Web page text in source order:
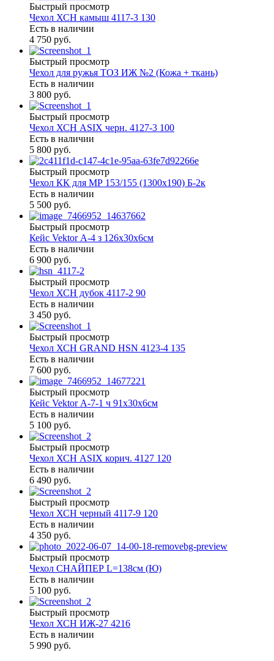
Быстрый просмотр
Чехол ХСН камыш 4117-3 130
Есть в наличии
4 750 руб.
Быстрый просмотр
Чехол для ружья ТОЗ ИЖ №2 (Кожа + ткань)
Есть в наличии
3 800 руб.
Быстрый просмотр
Чехол ХСН ASIX черн. 4127-3 100
Есть в наличии
5 800 руб.
Быстрый просмотр
Чехол КК для МР 153/155 (1300х190) Б-2к
Есть в наличии
5 500 руб.
Быстрый просмотр
Кейс Vektor А-4 з 126х30х6см
Есть в наличии
6 900 руб.
Быстрый просмотр
Чехол ХСН дубок 4117-2 90
Есть в наличии
3 450 руб.
Быстрый просмотр
Чехол ХСН GRAND HSN 4123-4 135
Есть в наличии
7 600 руб.
Быстрый просмотр
Кейс Vektor А-7-1 ч 91х30х6см
Есть в наличии
5 100 руб.
Быстрый просмотр
Чехол ХСН ASIX корич. 4127 120
Есть в наличии
6 490 руб.
Быстрый просмотр
Чехол ХСН черный 4117-9 120
Есть в наличии
4 350 руб.
Быстрый просмотр
Чехол СНАЙПЕР L=138см (Ю)
Есть в наличии
5 100 руб.
Быстрый просмотр
Чехол ХСН ИЖ-27 4216
Есть в наличии
5 990 руб.